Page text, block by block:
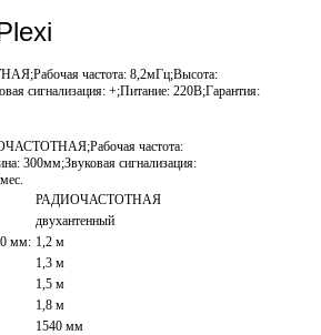
частота: 8,2мГц;Высота:
сигнализация: +;Питание: 220В;Гарантия:
частота:
300мм;Звуковая сигнализация:
РАДИОЧАСТОТНАЯ
двухантенный
мм: 1,2 м
1,3 м
1,5 м
1,8 м
1540 мм